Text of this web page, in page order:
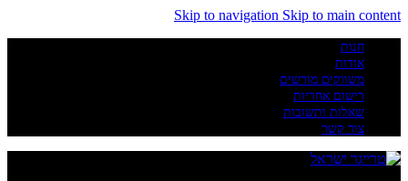
Skip to navigation Skip to main content
חנות
אודות
משווקים מורשים
רישום אחריות
שאלות ותשובות
צור קשר